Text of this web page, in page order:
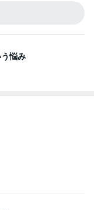
悩み